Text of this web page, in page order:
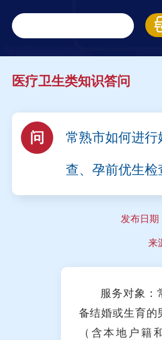
医疗卫生类知识答问
问 常熟市如何进行
查、孕前优生检
发布日期
来
服务对象：
备结婚或生育的
（含本地户籍